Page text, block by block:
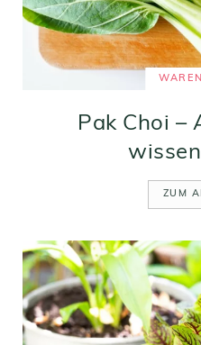
Pak Choi –
ZUM